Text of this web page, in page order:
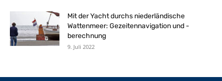
Mit der Yacht durchs niederländische
Wattenmeer: Gezeitennavigation und -
berechnung
9. Juli 2022